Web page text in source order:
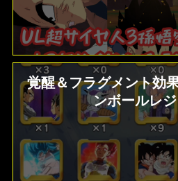
覚醒＆フラグメント効果/入手場所 ドラゴ
ンボールレ